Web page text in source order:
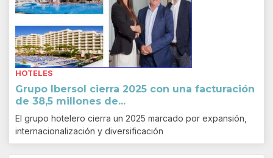
HOTELES
Grupo Ibersol cierra 2025 con una facturación
de 38,5 millones de...
El grupo hotelero cierra un 2025 marcado por expansión,
internacionalización y diversificación